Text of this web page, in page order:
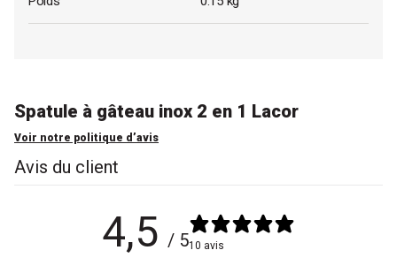
Spatule à gâteau inox 2 en 1 Lacor
Voir notre politique d’avis
Avis du client
4,5 / 510 avis